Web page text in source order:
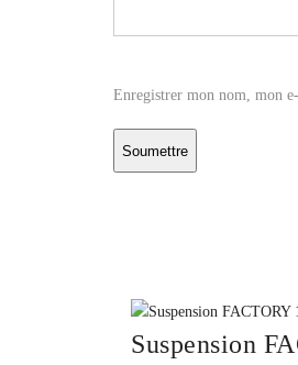
Enregistrer mon nom, mon
Suspension